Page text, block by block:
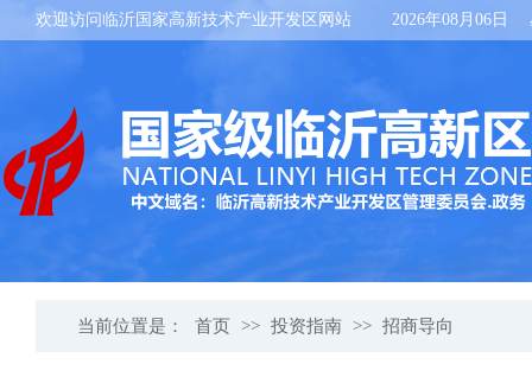
欢迎访问临沂国家高新技术产业开发区网站 2026年08月06日
当前位置是： 首页 >> 投资指南 >> 招商导向